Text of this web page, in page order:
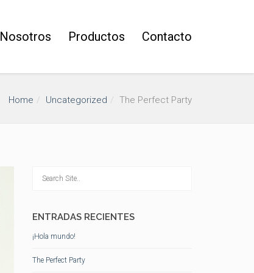
Nosotros Productos Contacto
Home Uncategorized The Perfect Party
ENTRADAS RECIENTES
¡Hola mundo!
The Perfect Party